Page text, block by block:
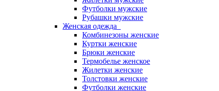
Футболки мужские
Рубашки мужские
Женская одежда
Комбинезоны женские
Куртки женские
Брюки женские
Термобелье женское
Жилетки женские
Толстовки женские
Футболки женские